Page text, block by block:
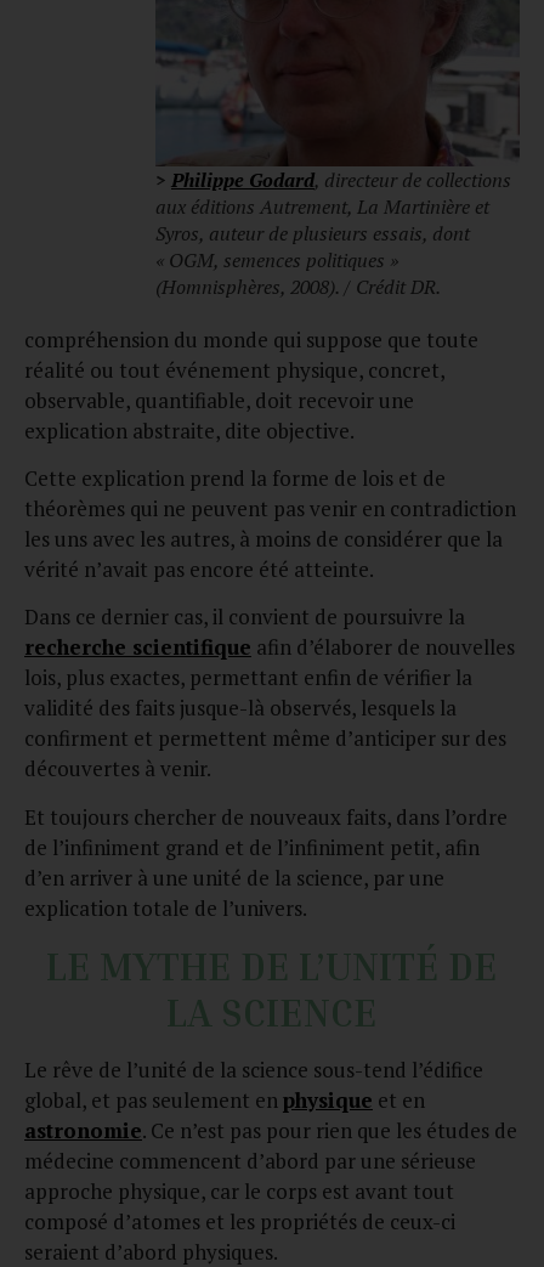
> Philippe Godard, directeur de collections
aux éditions Autrement, La Martinière et
Syros, auteur de plusieurs essais, dont
« OGM, semences politiques »
(Homnisphères, 2008). / Crédit DR.
compréhension du monde qui suppose que toute
réalité ou tout événement physique, concret,
observable, quantifiable, doit recevoir une
explication abstraite, dite objective.
Cette explication prend la forme de lois et de
théorèmes qui ne peuvent pas venir en contradiction
les uns avec les autres, à moins de considérer que la
vérité n’avait pas encore été atteinte.
Dans ce dernier cas, il convient de poursuivre la
recherche scientifique afin d’élaborer de nouvelles
lois, plus exactes, permettant enfin de vérifier la
validité des faits jusque-là observés, lesquels la
confirment et permettent même d’anticiper sur des
découvertes à venir.
Et toujours chercher de nouveaux faits, dans l’ordre
de l’infiniment grand et de l’infiniment petit, afin
d’en arriver à une unité de la science, par une
explication totale de l’univers.
LE MYTHE DE L’UNITÉ DE
LA SCIENCE
Le rêve de l’unité de la science sous-tend l’édifice
global, et pas seulement enphysique et en
astronomie. Ce n’est pas pour rien que les études de
médecine commencent d’abord par une sérieuse
approche physique, car le corps est avant tout
composé d’atomes et les propriétés de ceux-ci
seraient d’abord physiques.